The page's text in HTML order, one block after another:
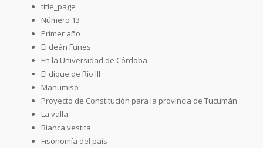
title_page
Número 13
Primer año
El deán Funes
En la Universidad de Córdoba
El dique de Río III
Manumiso
Proyecto de Constitución para la provincia de Tucumán
La valla
Bianca vestita
Fisonomía del país